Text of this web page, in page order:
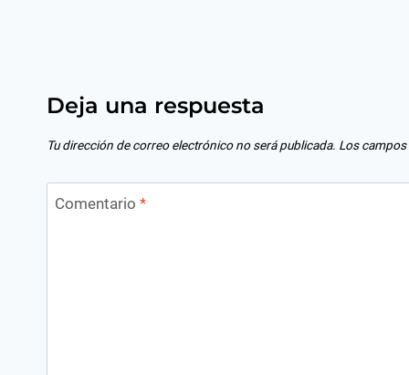
Deja una respuesta
Tu dirección de correo electrónico no será publicada. Los
Comentario *